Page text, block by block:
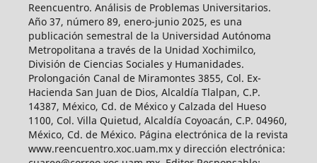
Reencuentro. Análisis de Problemas Universitarios.
Año 37, número 89, enero-junio 2025, es una
publicación semestral de la Universidad Autónoma
Metropolitana a través de la Unidad Xochimilco,
División de Ciencias Sociales y Humanidades.
Prolongación Canal de Miramontes 3855, Col. Ex-
Hacienda San Juan de Dios, Alcaldía Tlalpan, C.P.
14387, México, Cd. de México y Calzada del Hueso
1100, Col. Villa Quietud, Alcaldía Coyoacán, C.P. 04960,
México, Cd. de México. Página electrónica de la revista
www.reencuentro.xoc.uam.mx y dirección electrónica: